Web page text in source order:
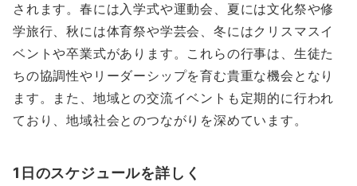
されます。春には入学式や運動会、夏には文化祭や修
学旅行、秋には体育祭や学芸会、冬にはクリスマスイ
ベントや卒業式があります。これらの行事は、生徒た
ちの協調性やリーダーシップを育む貴重な機会となり
ます。また、地域との交流イベントも定期的に行われ
ており、地域社会とのつながりを深めています。
1日のスケジュールを詳しく